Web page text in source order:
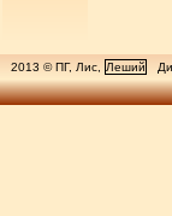
2013 © ПГ, Лис, Леший